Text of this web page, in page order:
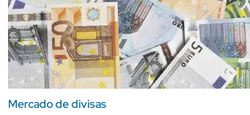
Mercado de divisas